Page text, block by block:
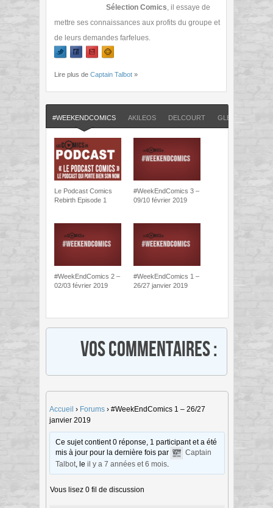
Sélection Comics, il essaye de
mettre ses connaissances aux profits du groupe et
de leurs demandes farfelues.
Lire plus de Captain Talbot »
#WEEKENDCOMICS AKILEOS DELCOURT GLÉNAT COMICS
Le Podcast Comics
Rebirth Episode 1
#WeekEndComics 3 –
09/10 février 2019
#WeekEndComics 2 –
02/03 février 2019
#WeekEndComics 1 –
26/27 janvier 2019
Vos commentaires :
Accueil › Forums › #WeekEndComics 1 – 26/27
janvier 2019
Ce sujet contient 0 réponse, 1 participant et a été
mis à jour pour la dernière fois par
Captain
Talbot, leil y a 7 années et 6 mois.
Vous lisez 0 fil de discussion